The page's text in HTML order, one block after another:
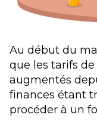
Au début du
que les tarifs
augmentés
finances étant
procéder à un